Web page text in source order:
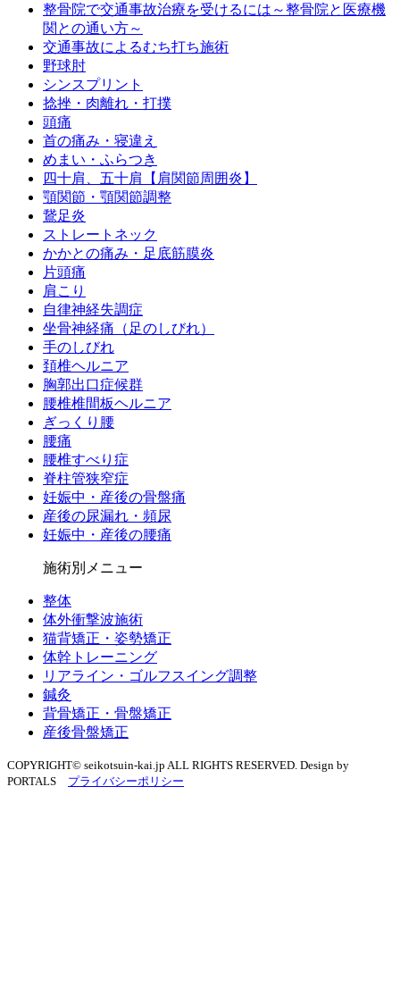
整骨院で交通事故治療を受けるには～整骨院と医療機
関との通い方～
交通事故によるむち打ち施術
野球肘
シンスプリント
捻挫・肉離れ・打撲
頭痛
首の痛み・寝違え
めまい・ふらつき
四十肩、五十肩【肩関節周囲炎】
顎関節・顎関節調整
鵞足炎
ストレートネック
かかとの痛み・足底筋膜炎
片頭痛
肩こり
自律神経失調症
坐骨神経痛（足のしびれ）
手のしびれ
頚椎ヘルニア
胸郭出口症候群
腰椎椎間板ヘルニア
ぎっくり腰
腰痛
腰椎すべり症
脊柱管狭窄症
妊娠中・産後の骨盤痛
産後の尿漏れ・頻尿
妊娠中・産後の腰痛
施術別メニュー
整体
体外衝撃波施術
猫背矯正・姿勢矯正
体幹トレーニング
リアライン・ゴルフスイング調整
鍼灸
背骨矯正・骨盤矯正
産後骨盤矯正
COPYRIGHT© seikotsuin-kai.jp ALL RIGHTS RESERVED. Design by
PORTALS プライバシーポリシー